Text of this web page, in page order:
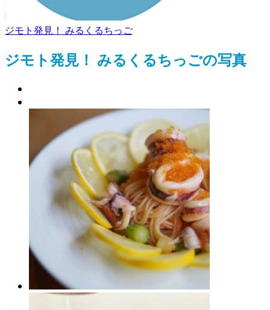
ジモト発見！ みるくるちっご
ジモト発見！ みるくるちっごの写真